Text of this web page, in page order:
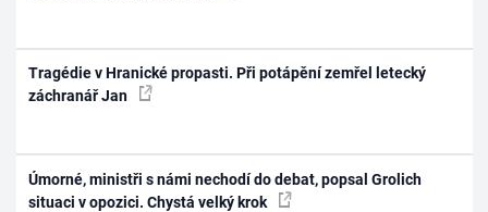
Tragédie v Hranické propasti. Při potápění zemřel letecký
záchranář Jan
Úmorné, ministři s námi nechodí do debat, popsal Grolich
situaci v opozici. Chystá velký krok